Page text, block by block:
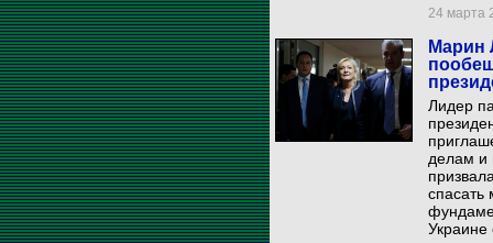
24 марта
Марин
Лидер
делам и
спасать